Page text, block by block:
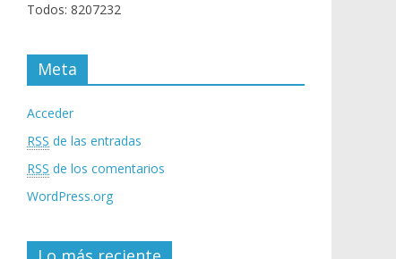
Todos: 8207232
Meta
Acceder
RSS de las entradas
RSS de los comentarios
WordPress.org